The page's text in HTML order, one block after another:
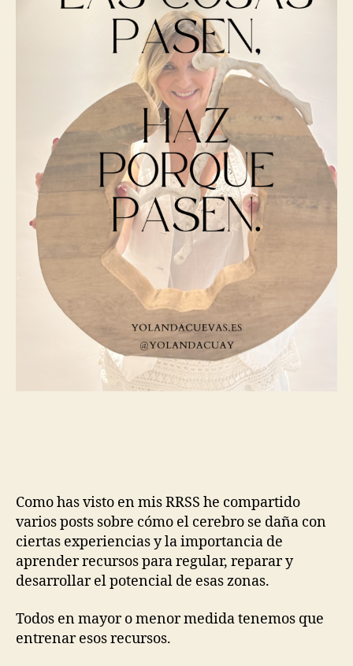
Como has visto en mis RRSS he compartido
varios posts sobre cómo el cerebro se daña con
ciertas experiencias y la importancia de
aprender recursos para regular, reparar y
desarrollar el potencial de esas zonas.
Todos en mayor o menor medida tenemos que
entrenar esos recursos.